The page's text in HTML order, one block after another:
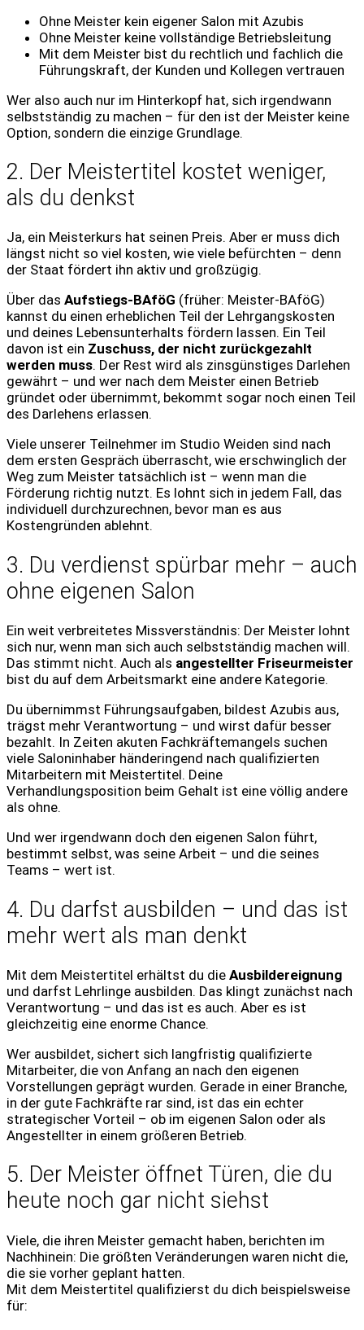
Ohne Meister kein eigener Salon mit Azubis
Ohne Meister keine vollständige Betriebsleitung
Mit dem Meister bist du rechtlich und fachlich die
Führungskraft, der Kunden und Kollegen vertrauen
Wer also auch nur im Hinterkopf hat, sich irgendwann
selbstständig zu machen – für den ist der Meister keine
Option, sondern die einzige Grundlage.
2. Der Meistertitel kostet weniger,
als du denkst
Ja, ein Meisterkurs hat seinen Preis. Aber er muss dich
längst nicht so viel kosten, wie viele befürchten – denn
der Staat fördert ihn aktiv und großzügig.
Über das Aufstiegs-BAföG (früher: Meister-BAföG)
kannst du einen erheblichen Teil der Lehrgangskosten
und deines Lebensunterhalts fördern lassen. Ein Teil
davon ist ein Zuschuss, der nicht zurückgezahlt
werden muss. Der Rest wird als zinsgünstiges Darlehen
gewährt – und wer nach dem Meister einen Betrieb
gründet oder übernimmt, bekommt sogar noch einen Teil
des Darlehens erlassen.
Viele unserer Teilnehmer im Studio Weiden sind nach
dem ersten Gespräch überrascht, wie erschwinglich der
Weg zum Meister tatsächlich ist – wenn man die
Förderung richtig nutzt. Es lohnt sich in jedem Fall, das
individuell durchzurechnen, bevor man es aus
Kostengründen ablehnt.
3. Du verdienst spürbar mehr – auch
ohne eigenen Salon
Ein weit verbreitetes Missverständnis: Der Meister lohnt
sich nur, wenn man sich auch selbstständig machen will.
Das stimmt nicht. Auch als angestellter Friseurmeister
bist du auf dem Arbeitsmarkt eine andere Kategorie.
Du übernimmst Führungsaufgaben, bildest Azubis aus,
trägst mehr Verantwortung – und wirst dafür besser
bezahlt. In Zeiten akuten Fachkräftemangels suchen
viele Saloninhaber händeringend nach qualifizierten
Mitarbeitern mit Meistertitel. Deine
Verhandlungsposition beim Gehalt ist eine völlig andere
als ohne.
Und wer irgendwann doch den eigenen Salon führt,
bestimmt selbst, was seine Arbeit – und die seines
Teams – wert ist.
4. Du darfst ausbilden – und das ist
mehr wert als man denkt
Mit dem Meistertitel erhältst du die Ausbildereignung
und darfst Lehrlinge ausbilden. Das klingt zunächst nach
Verantwortung – und das ist es auch. Aber es ist
gleichzeitig eine enorme Chance.
Wer ausbildet, sichert sich langfristig qualifizierte
Mitarbeiter, die von Anfang an nach den eigenen
Vorstellungen geprägt wurden. Gerade in einer Branche,
in der gute Fachkräfte rar sind, ist das ein echter
strategischer Vorteil – ob im eigenen Salon oder als
Angestellter in einem größeren Betrieb.
5. Der Meister öffnet Türen, die du
heute noch gar nicht siehst
Viele, die ihren Meister gemacht haben, berichten im
Nachhinein: Die größten Veränderungen waren nicht die,
die sie vorher geplant hatten.
Mit dem Meistertitel qualifizierst du dich beispielsweise
für: